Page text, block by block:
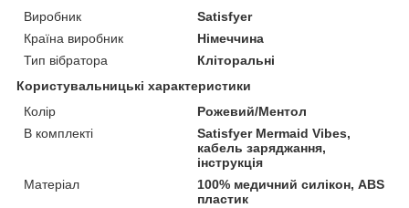
Виробник
Satisfyer
Країна виробник
Німеччина
Тип вібратора
Кліторальні
Користувальницькі характеристики
Колір
Рожевий/Ментол
В комплекті
Satisfyer Mermaid Vibes,
кабель заряджання,
інструкція
Матеріал
100% медичний силікон, ABS
пластик